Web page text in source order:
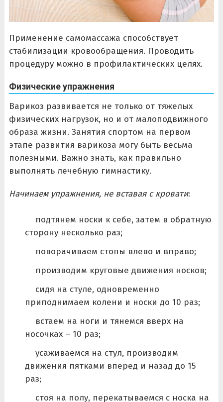
Применение самомассажа способствует
стабилизации кровообращения. Проводить
процедуру можно в профилактических целях.
Физические упражнения
Варикоз развивается не только от тяжелых
физических нагрузок, но и от малоподвижного
образа жизни. Занятия спортом на первом
этапе развития варикоза могу быть весьма
полезными. Важно знать, как правильно
выполнять лечебную гимнастику.
Начинаем упражнения, не вставая с кровати:
подтянем носки к себе, затем в обратную
сторону несколько раз;
поворачиваем стопы влево и вправо;
производим круговые движения носков;
сидя на стуле, одновременно
приподнимаем колени и носки до 10 раз;
встаем на ноги и тянемся вверх на
носочках – 10 раз;
усаживаемся на стул, производим
движения пятками вперед и назад до 15
раз;
стоя на полу, перекатываемся с носка на